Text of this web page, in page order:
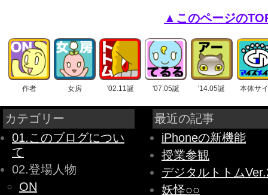
▲このページの
作者 女房 '02.11誕 '07.05誕 '14.05誕 本体サ
カテゴリー
01.このブログについ
て
02.登場人物
ON
最近の記事
iPhoneの新機能
授業参観
デジタルトトム
妖怪○○